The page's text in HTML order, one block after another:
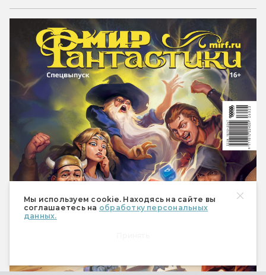
Мы используем cookie. Находясь на сайте вы
соглашаетесь на обработку персональных
данных.